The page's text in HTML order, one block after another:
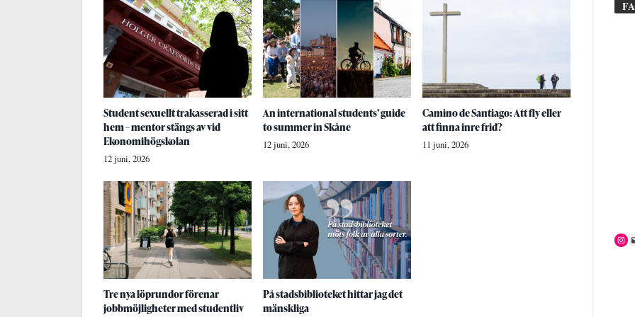
Student sexuellt trakasserad i sitt
hem – mentor stängs av vid
Ekonomihögskolan
12 juni, 2026
An international students’ guide
to summer in Skåne
12 juni, 2026
Camino de Santiago: Att fly eller
att finna inre frid?
11 juni, 2026
Tre nya löprundor förenar
jobbmöjligheter med studentliv
På stadsbiblioteket hittar jag det
mänskliga